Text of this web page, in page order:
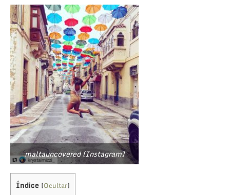
maltauncovered (Instagram)
Índice [Ocultar]